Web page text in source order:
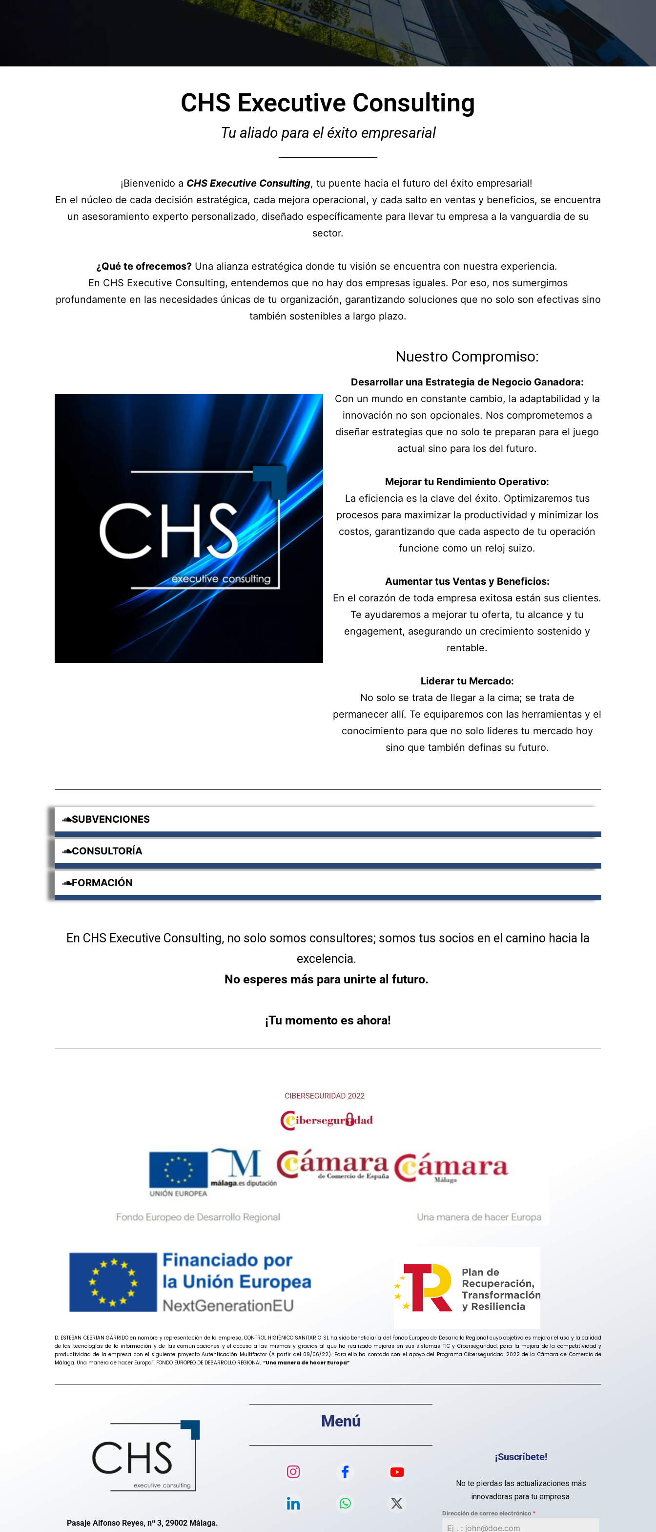
CHS Executive Consulting
Tu aliado para el éxito empresarial
¡Bienvenido a CHS Executive Consulting, tu puente hacia el futuro del éxito empresarial!
En el núcleo de cada decisión estratégica, cada mejora operacional, y cada salto en ventas y beneficios, se encuentra
un asesoramiento experto personalizado, diseñado específicamente para llevar tu empresa a la vanguardia de su
sector.
¿Qué te ofrecemos?Una alianza estratégica donde tu visión se encuentra con nuestra experiencia.
En CHS Executive Consulting, entendemos que no hay dos empresas iguales. Por eso, nos sumergimos
profundamente en las necesidades únicas de tu organización, garantizando soluciones que no solo son efectivas sino
también sostenibles a largo plazo.
Nuestro Compromiso:
Desarrollar una Estrategia de Negocio Ganadora:
Con un mundo en constante cambio, la adaptabilidad y la
innovación no son opcionales. Nos comprometemos a
diseñar estrategias que no solo te preparan para el juego
actual sino para los del futuro.
Mejorar tu Rendimiento Operativo:
La eficiencia es la clave del éxito. Optimizaremos tus
procesos para maximizar la productividad y minimizar los
costos, garantizando que cada aspecto de tu operación
funcione como un reloj suizo.
Aumentar tus Ventas y Beneficios:
En el corazón de toda empresa exitosa están sus clientes.
Te ayudaremos a mejorar tu oferta, tu alcance y tu
engagement, asegurando un crecimiento sostenido y
rentable.
Liderar tu Mercado:
No solo se trata de llegar a la cima; se trata de
permanecer allí. Te equiparemos con las herramientas y el
conocimiento para que no solo lideres tu mercado hoy
sino que también definas su futuro.
SUBVENCIONES
CONSULTORÍA
FORMACIÓN
En CHS Executive Consulting, no solo somos consultores; somos tus socios en el camino hacia la
excelencia.
No esperes más para unirte al futuro.
¡Tu momento es ahora!
D. ESTEBAN CEBRIAN GARRIDO en nombre y representación de la empresa, CONTROL HIGIÉNICO SANITARIO SL ha sido beneficiaria del Fondo Europeo de Desarrollo Regional cuyo objetivo es mejorar el uso y la calidad
de las tecnologías de la información y de las comunicaciones y el acceso a las mismas y gracias al que ha realizado mejoras en sus sistemas TIC y Ciberseguridad, para la mejora de la competitividad y
productividad de la empresa con el siguiente proyecto Autenticación Multifactor (A partir del 09/06/22). Para ello ha contado con el apoyo del Programa Ciberseguridad 2022 de la Cámara de Comercio de
Málaga. Una manera de hacer Europa”. FONDO EUROPEO DE DESARROLLO REGIONAL “Una manera de hacer Europa”
Pasaje Alfonso Reyes, nº 3, 29002 Málaga.
Menú
¡Suscríbete!
No te pierdas las actualizaciones más
innovadoras para tu empresa.
Dirección de correo electrónico *